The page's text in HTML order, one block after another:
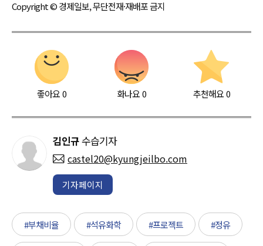
Copyright © 경제일보, 무단전재·재배포 금지
좋아요0 화나요0 추천해요 0
김인규수습기자
castel20@kyungjeilbo.com
기자페이지
#부채비율 #석유화학 #프로젝트 #정유